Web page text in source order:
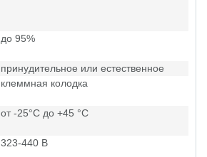
до 95%
принудительное или естественное
клеммная колодка
от -25°C до +45 °C
323-440 В